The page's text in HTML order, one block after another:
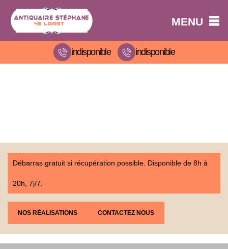
MENU
indisponible indisponible
Débarras gratuit si récupération possible. Disponible de 8h à
20h, 7j/7.
NOS RÉALISATIONS CONTACTEZ NOUS